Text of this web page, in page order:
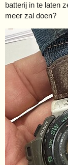
batterij in te laten
meer zal doen?